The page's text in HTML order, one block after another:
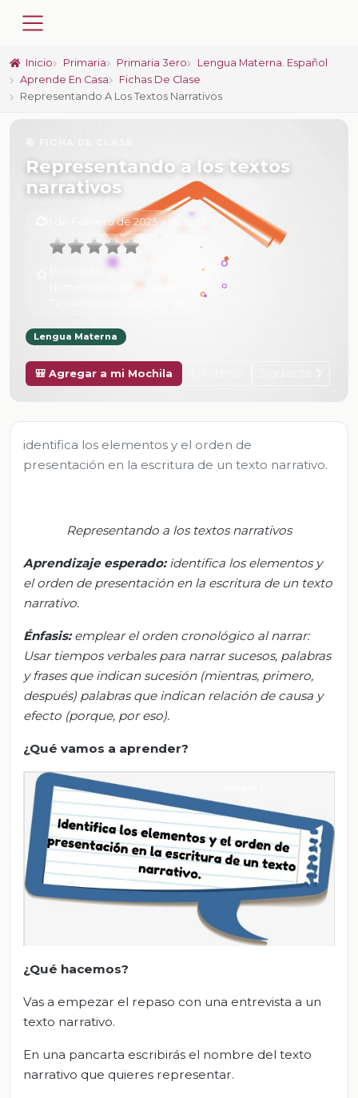
Inicio Primaria Primaria 3ero
Lengua Materna. Español
Aprende En Casa
Fichas De Clase
Representando A Los Textos Narrativos
Representando a los textos
narrativos
6 de Febrero de 2025 a las 15:25
0
Número de valoraciones:
Lengua Materna
🎒 Agregar a mi Mochila
identifica los elementos y el orden de
presentación en la escritura de un texto narrativo.
Representando a los textos narrativos
Aprendizaje esperado: identifica los elementos y
el orden de presentación en la escritura de un texto
narrativo.
Énfasis: emplear el orden cronológico al narrar:
Usar tiempos verbales para narrar sucesos, palabras
y frases que indican sucesión (mientras, primero,
después) palabras que indican relación de causa y
efecto (porque, por eso).
¿Qué vamos a aprender?
¿Qué hacemos?
Vas a empezar el repaso con una entrevista a un
texto narrativo.
En una pancarta escribirás el nombre del texto
narrativo que quieres representar.